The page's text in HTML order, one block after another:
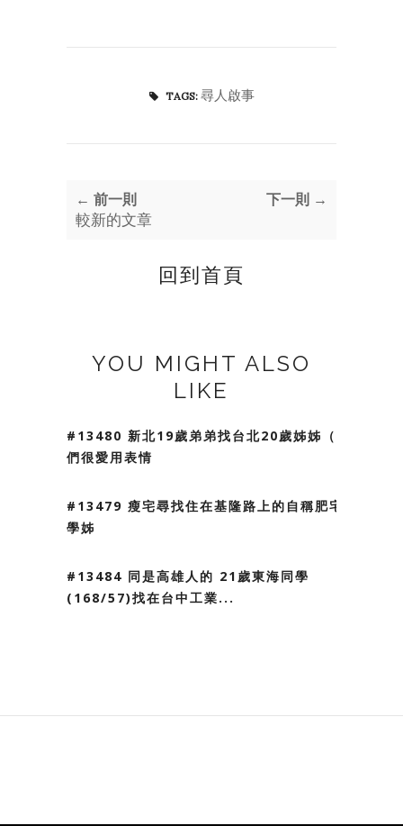
TAGS: 尋人啟事
← 前一則
較新的文章
下一則 →
回到首頁
YOU MIGHT ALSO
LIKE
#13480 新北19歲弟弟找台北20歲姊姊（我
們很愛用表情
#13479 瘦宅尋找住在基隆路上的自稱肥宅
學姊
#13484 同是高雄人的 21歲東海同學
(168/57)找在台中工業...